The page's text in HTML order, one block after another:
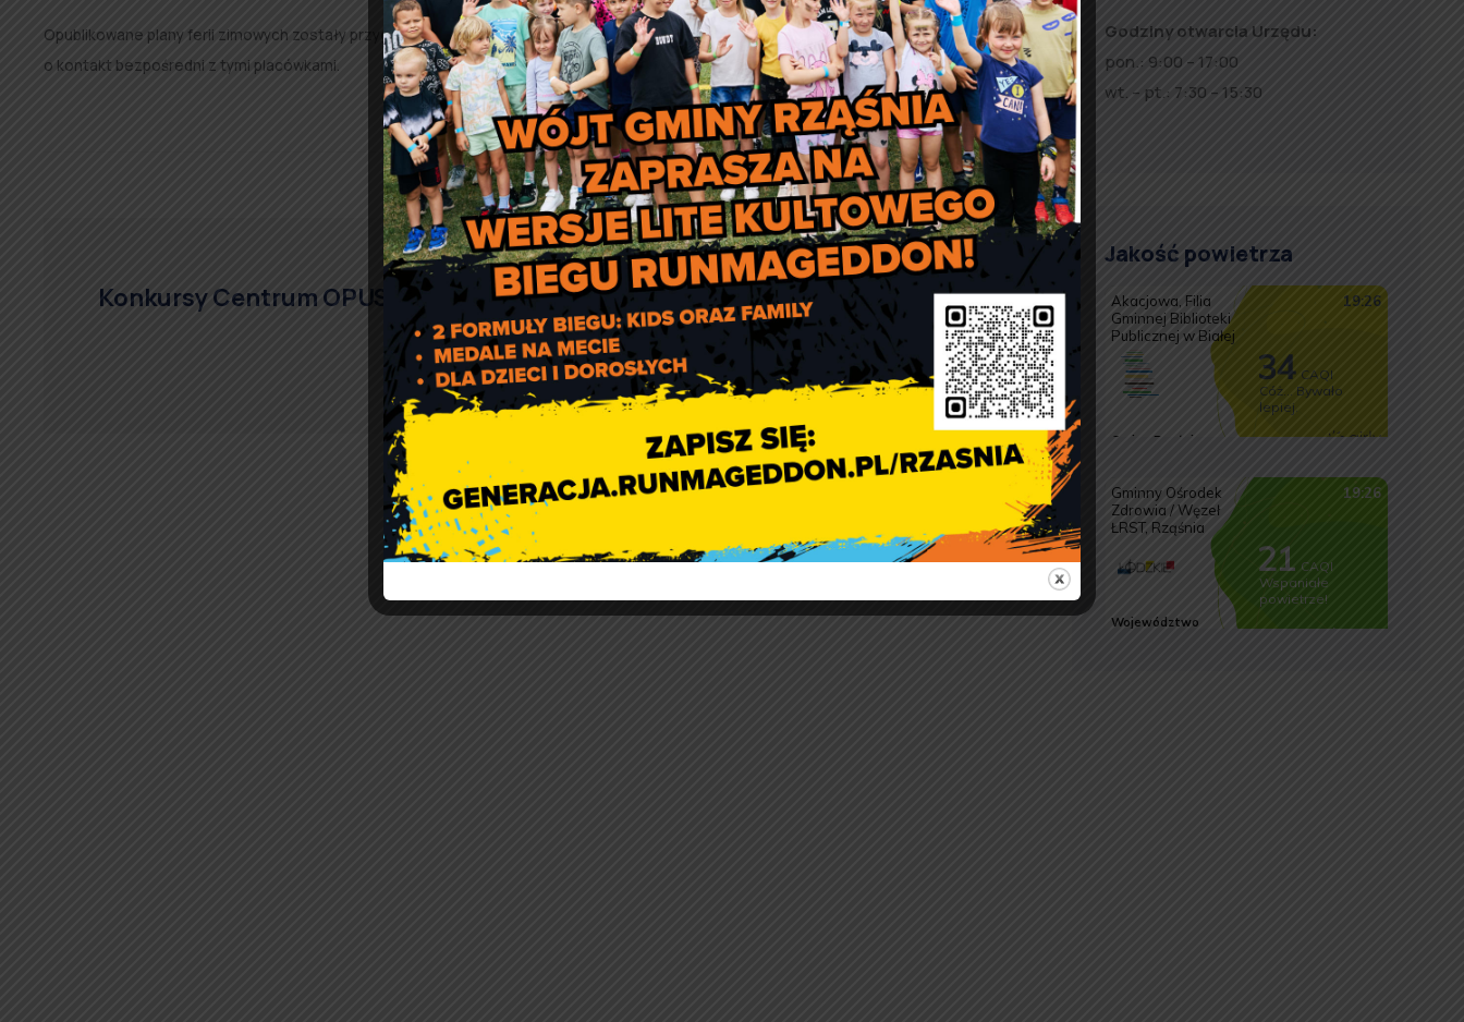
Opublikowane plany ferii zimowych zostały przygotowane przez poszczególne jednostki. W sprawie szczegółów dotyczących zajęć prosimy
o kontakt bezpośredni z tymi placówkami.
Konkursy Centrum OPUS
IV Gminny przegląd kolęd i
pastorałek w języku
niemieckim i angielskim
Godziny otwarcia Urzędu:
pon.: 9:00 – 17:00
wt. – pt.: 7:30 – 15:30
Jakość powietrza